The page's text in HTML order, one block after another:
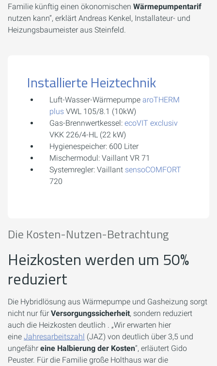
Familie künftig einen ökonomischen Wärmepumpentarif
nutzen kann“, erklärt Andreas Kenkel, Installateur- und
Heizungsbaumeister aus Steinfeld.
Installierte Heiztechnik
Luft-Wasser-Wärmepumpe aroTHERM
plus VWL 105/8.1 (10kW)
Gas-Brennwertkessel: ecoVIT exclusiv
VKK 226/4-HL (22 kW)
Hygienespeicher: 600 Liter
Mischermodul: Vaillant VR 71
Systemregler: Vaillant sensoCOMFORT
720
Die Kosten-Nutzen-Betrachtung
Heizkosten werden um 50%
reduziert
Die Hybridlösung aus Wärmepumpe und Gasheizung sorgt
nicht nur für Versorgungssicherheit, sondern reduziert
auch die Heizkosten deutlich . „Wir erwarten hier
eine Jahresarbeitszahl (JAZ) von deutlich über 3,5 und
ungefähr eine Halbierung der Kosten“, erläutert Gido
Peuster. Für die Familie große Holthaus war die